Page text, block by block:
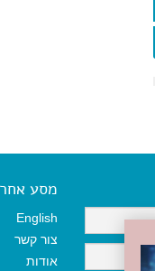
מסע אחר
English
צור קשר
אודות